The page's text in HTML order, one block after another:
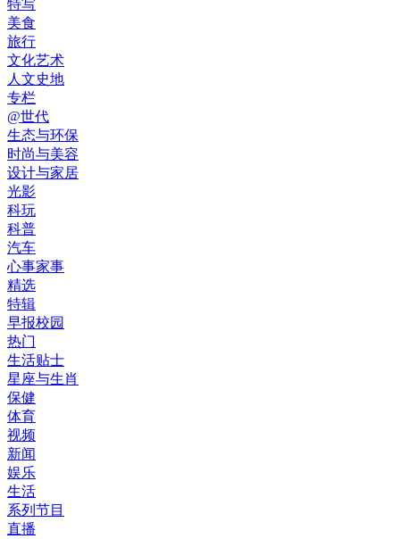
特写
美食
旅行
文化艺术
人文史地
专栏
@世代
生态与环保
时尚与美容
设计与家居
光影
科玩
科普
汽车
心事家事
精选
特辑
早报校园
热门
生活贴士
星座与生肖
保健
体育
视频
新闻
娱乐
生活
系列节目
直播